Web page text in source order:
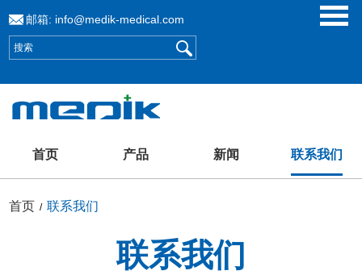
邮箱: info@medik-medical.com
首页 产品 新闻 联系我们
首页 /联系我们
联系我们